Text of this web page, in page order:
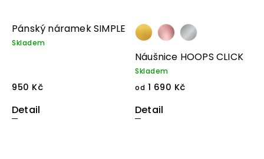
Pánský náramek SIMPLE
Skladem
950 Kč
Detail
Náušnice HOOPS CLICK
Skladem
od 1 690 Kč
Detail